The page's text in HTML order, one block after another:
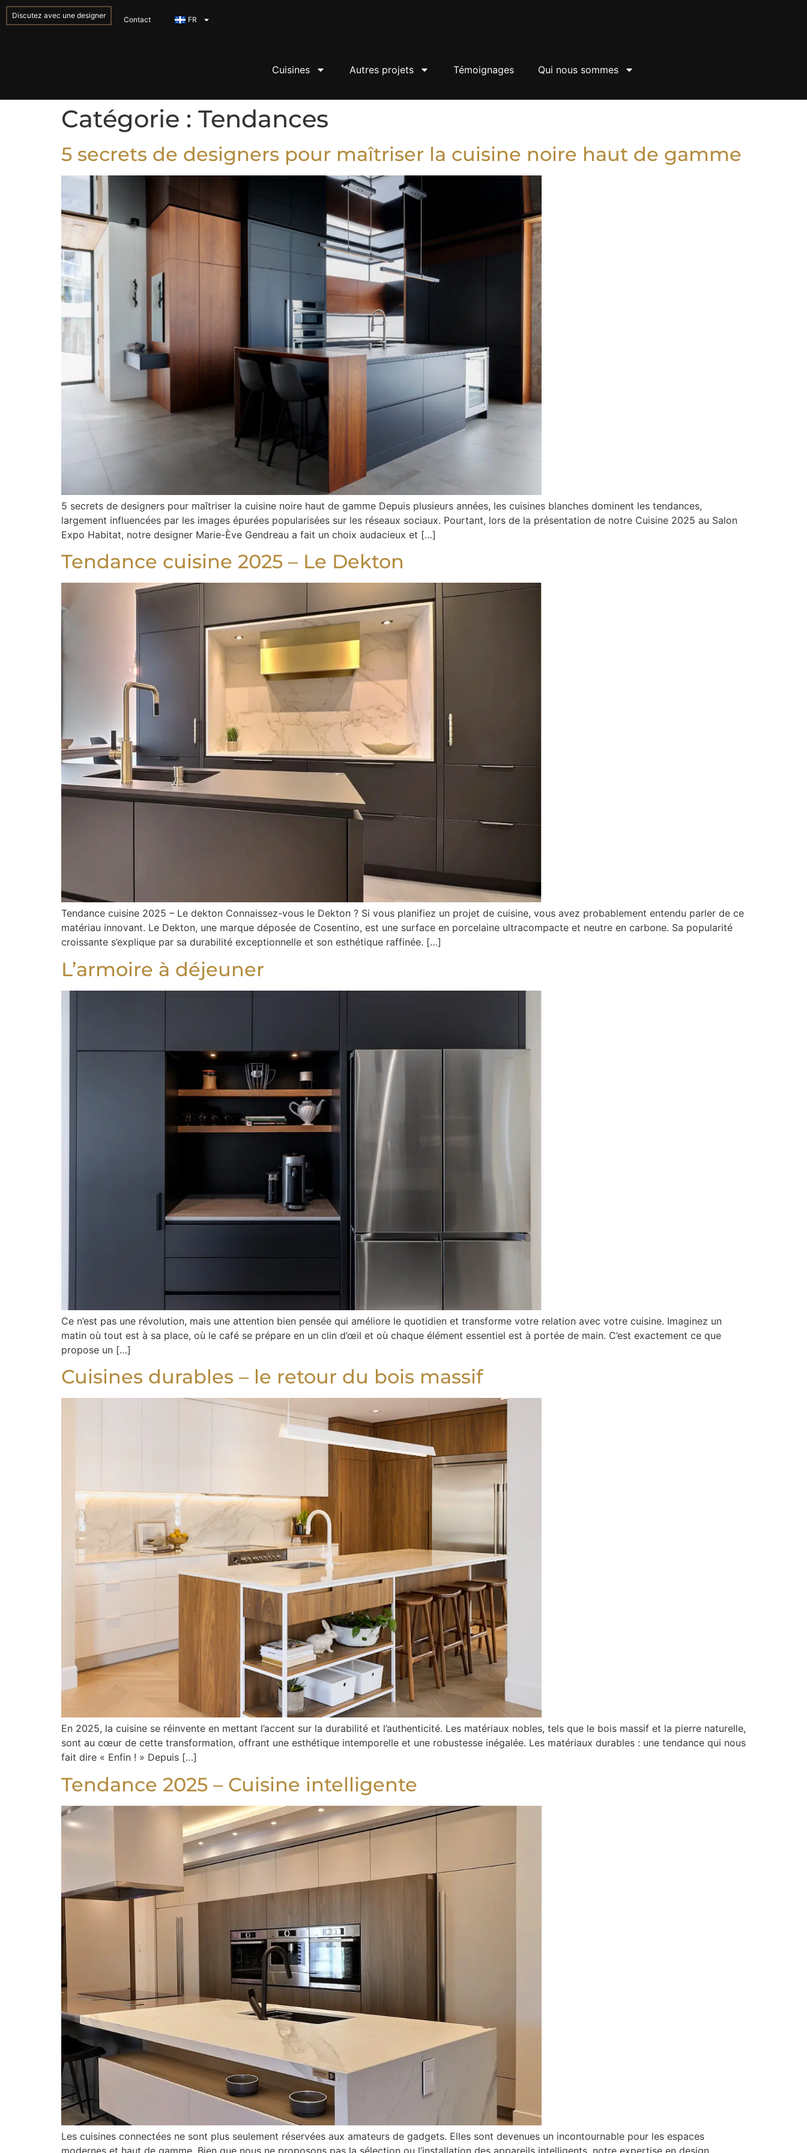
Discutez avec une designer Contact FR
Cuisines Autres projets Témoignages Qui nous sommes
Catégorie : Tendances
5 secrets de designers pour maîtriser la cuisine noire haut de gamme
5 secrets de designers pour maîtriser la cuisine noire haut de gamme Depuis plusieurs années, les cuisines blanches dominent les tendances,
largement influencées par les images épurées popularisées sur les réseaux sociaux. Pourtant, lors de la présentation de notre Cuisine 2025 au Salon
Expo Habitat, notre designer Marie-Ève Gendreau a fait un choix audacieux et […]
Tendance cuisine 2025 – Le Dekton
Tendance cuisine 2025 – Le dekton Connaissez-vous le Dekton ? Si vous planifiez un projet de cuisine, vous avez probablement entendu parler de ce
matériau innovant. Le Dekton, une marque déposée de Cosentino, est une surface en porcelaine ultracompacte et neutre en carbone. Sa popularité
croissante s’explique par sa durabilité exceptionnelle et son esthétique raffinée. […]
L’armoire à déjeuner
Ce n’est pas une révolution, mais une attention bien pensée qui améliore le quotidien et transforme votre relation avec votre cuisine. Imaginez un
matin où tout est à sa place, où le café se prépare en un clin d’œil et où chaque élément essentiel est à portée de main. C’est exactement ce que
propose un […]
Cuisines durables – le retour du bois massif
En 2025, la cuisine se réinvente en mettant l’accent sur la durabilité et l’authenticité. Les matériaux nobles, tels que le bois massif et la pierre naturelle,
sont au cœur de cette transformation, offrant une esthétique intemporelle et une robustesse inégalée. Les matériaux durables : une tendance qui nous
fait dire « Enfin ! » Depuis […]
Tendance 2025 – Cuisine intelligente
Les cuisines connectées ne sont plus seulement réservées aux amateurs de gadgets. Elles sont devenues un incontournable pour les espaces
modernes et haut de gamme. Bien que nous ne proposons pas la sélection ou l’installation des appareils intelligents, notre expertise en design